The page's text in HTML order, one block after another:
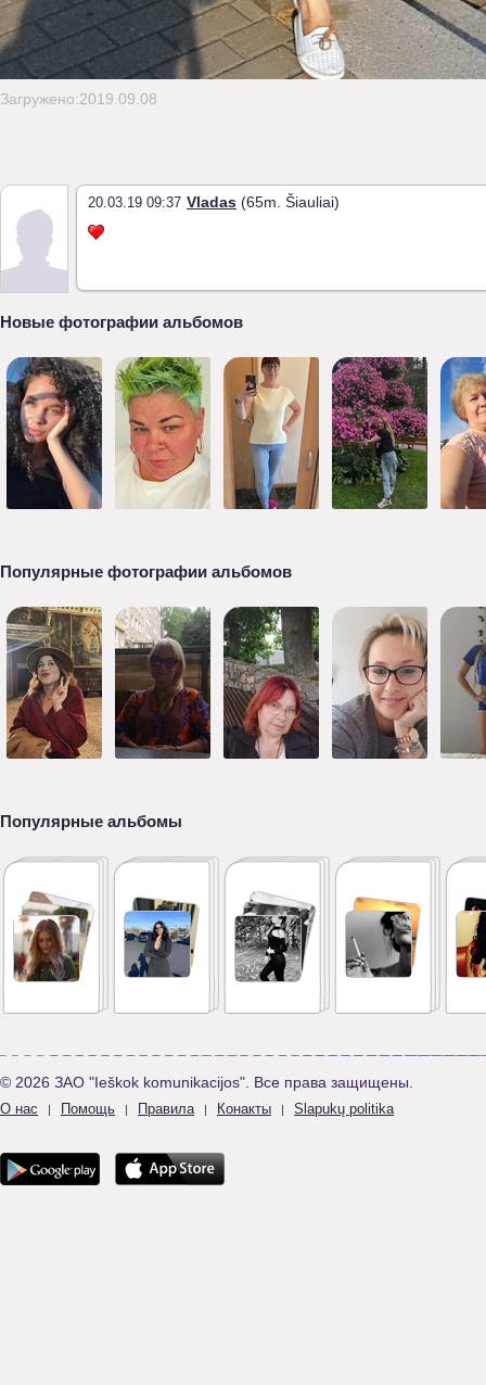
Загружено:2019.09.08
20.03.19 09:37 Vladas (65m. Šiauliai)
Новые фотографии альбомов
Популярные фотографии альбомов
Популярные альбомы
© 2026 ЗАО "Ieškok komunikacijos". Все права защищены.
О нас | Помощь | Правила | Конакты | Slapukų politika